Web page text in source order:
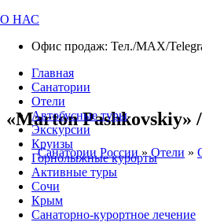
О НАС
Офис продаж: Тел./МАХ/
Главная
Санатории
Отели
Автобусные туры
Экскурсии
Круизы
Горнолыжные курорты
Активные туры
Сочи
Крым
Санаторно-курортное лечение
«Marton Pashkovskiy»
Санатории России » Отели »